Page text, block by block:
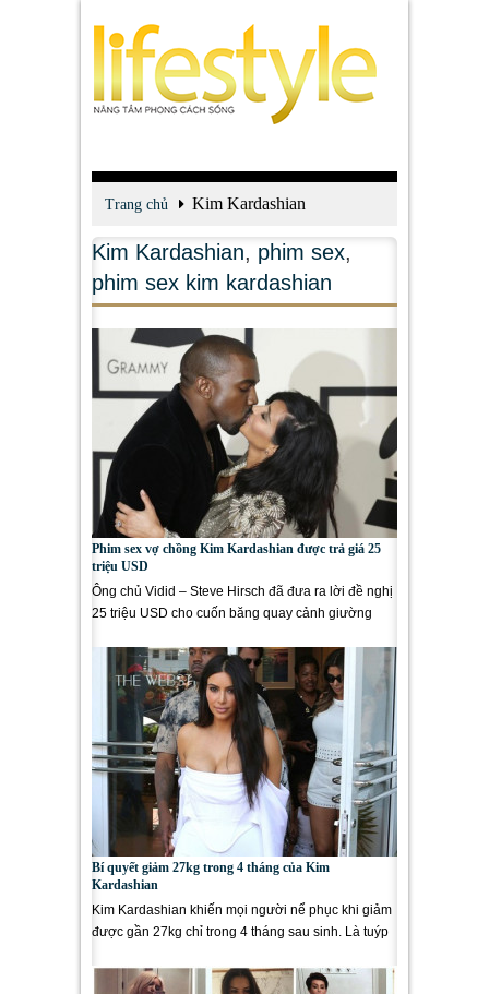
Trang chủ Kim Kardashian
Kim Kardashian, phim sex,
phim sex kim kardashian
Phim sex vợ chồng Kim Kardashian được trả giá 25
triệu USD
Ông chủ Vidid – Steve Hirsch đã đưa ra lời đề nghị
25 triệu USD cho cuốn băng quay cảnh giường
Bí quyết giảm 27kg trong 4 tháng của Kim
Kardashian
Kim Kardashian khiến mọi người nể phục khi giảm
được gần 27kg chỉ trong 4 tháng sau sinh. Là tuýp